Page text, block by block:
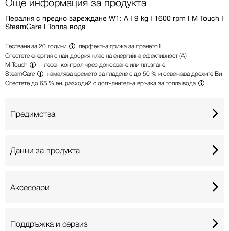
Пералня с предно зареждане W1: A I 9 kg I 1600 rpm I M Touch I
SteamCare I Топла вода
Тествани за 20 години перфектна грижа за прането1
Спестете енергия с най-добрия клас на енергийна ефективност (A)
M Touch
– лесен контрол чрез докосване или плъзгане
SteamCare
намалява времето за гладене с до 50 % и освежава дрехите Ви
Спестете до 65 % ен. разходи2 с допълнителна връзка за топла вода
Предимства
Данни за продукта
Аксесоари
Поддръжка и сервиз